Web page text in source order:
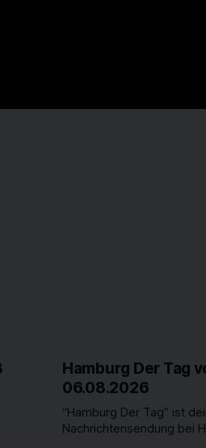
Hamburg Der Tag
06.08.2026
“Hamburg Der Tag” ist
Nachrichtensendung bei